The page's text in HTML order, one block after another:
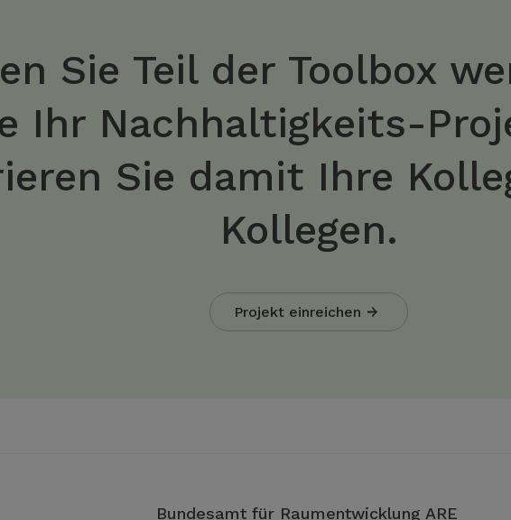
Sie Teil der Toolbox
Ihr Nachhaltigkeits-
Sie damit Ihre
Kollegen.
Projekt einreichen
Bundesamt für Raumentwicklung ARE